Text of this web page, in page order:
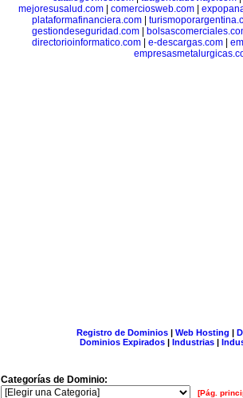
mejoresusalud.com
comerciosweb.com
plataformafinanciera.com
gestiondeseguridad.com
directorioinformatico.com
e-descargas.com
Registro de Dominios| Web Hosting |
Dominios Expirados | Industrias |
Categorías de Dominio:
[Pág.